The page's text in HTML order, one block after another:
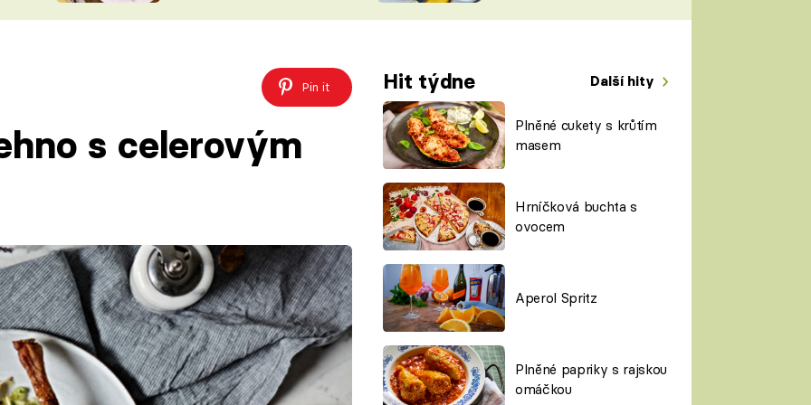
ČASOPIS
Pin it Hit týdne Další hity
Plněné cukety s krůtím
masem
Hrníčková buchta s
ovocem
Aperol Spritz
Plněné papriky s rajskou
omáčkou
s celerovým